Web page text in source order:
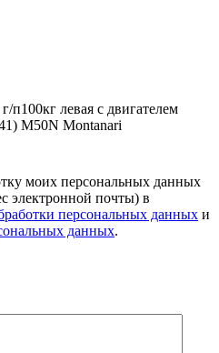
п100кг левая с двигателем
M50N Montanari
моих персональных данных
электронной почты) в
персональных данных и
данных.